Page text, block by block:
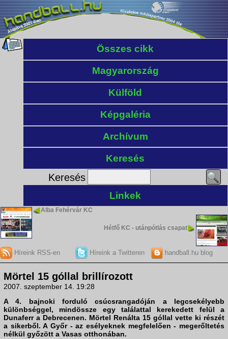
Összes cikk
Magyarország
Külföld
Képgaléria
Archívum
Keresés
Keresés
Linkek
Alba Fehérvár KC
Hétfő KC - utánpótlás csapat
Híreink RSS-en Híreink a Twitteren handball.hu blog
Mörtel 15 góllal brillírozott
2007. szeptember 14. 19:28
A 4. bajnoki forduló csúcsrangadóján a legcsekélyebb
különbséggel, mindössze egy találattal kerekedett felül a
Dunaferr a Debrecenen. Mörtel Renálta 15 góllal vette ki részét
a sikerből. A Győr- az esélyeknek megfelelően - megerőltetés
nélkül győzött a Vasas otthonában.